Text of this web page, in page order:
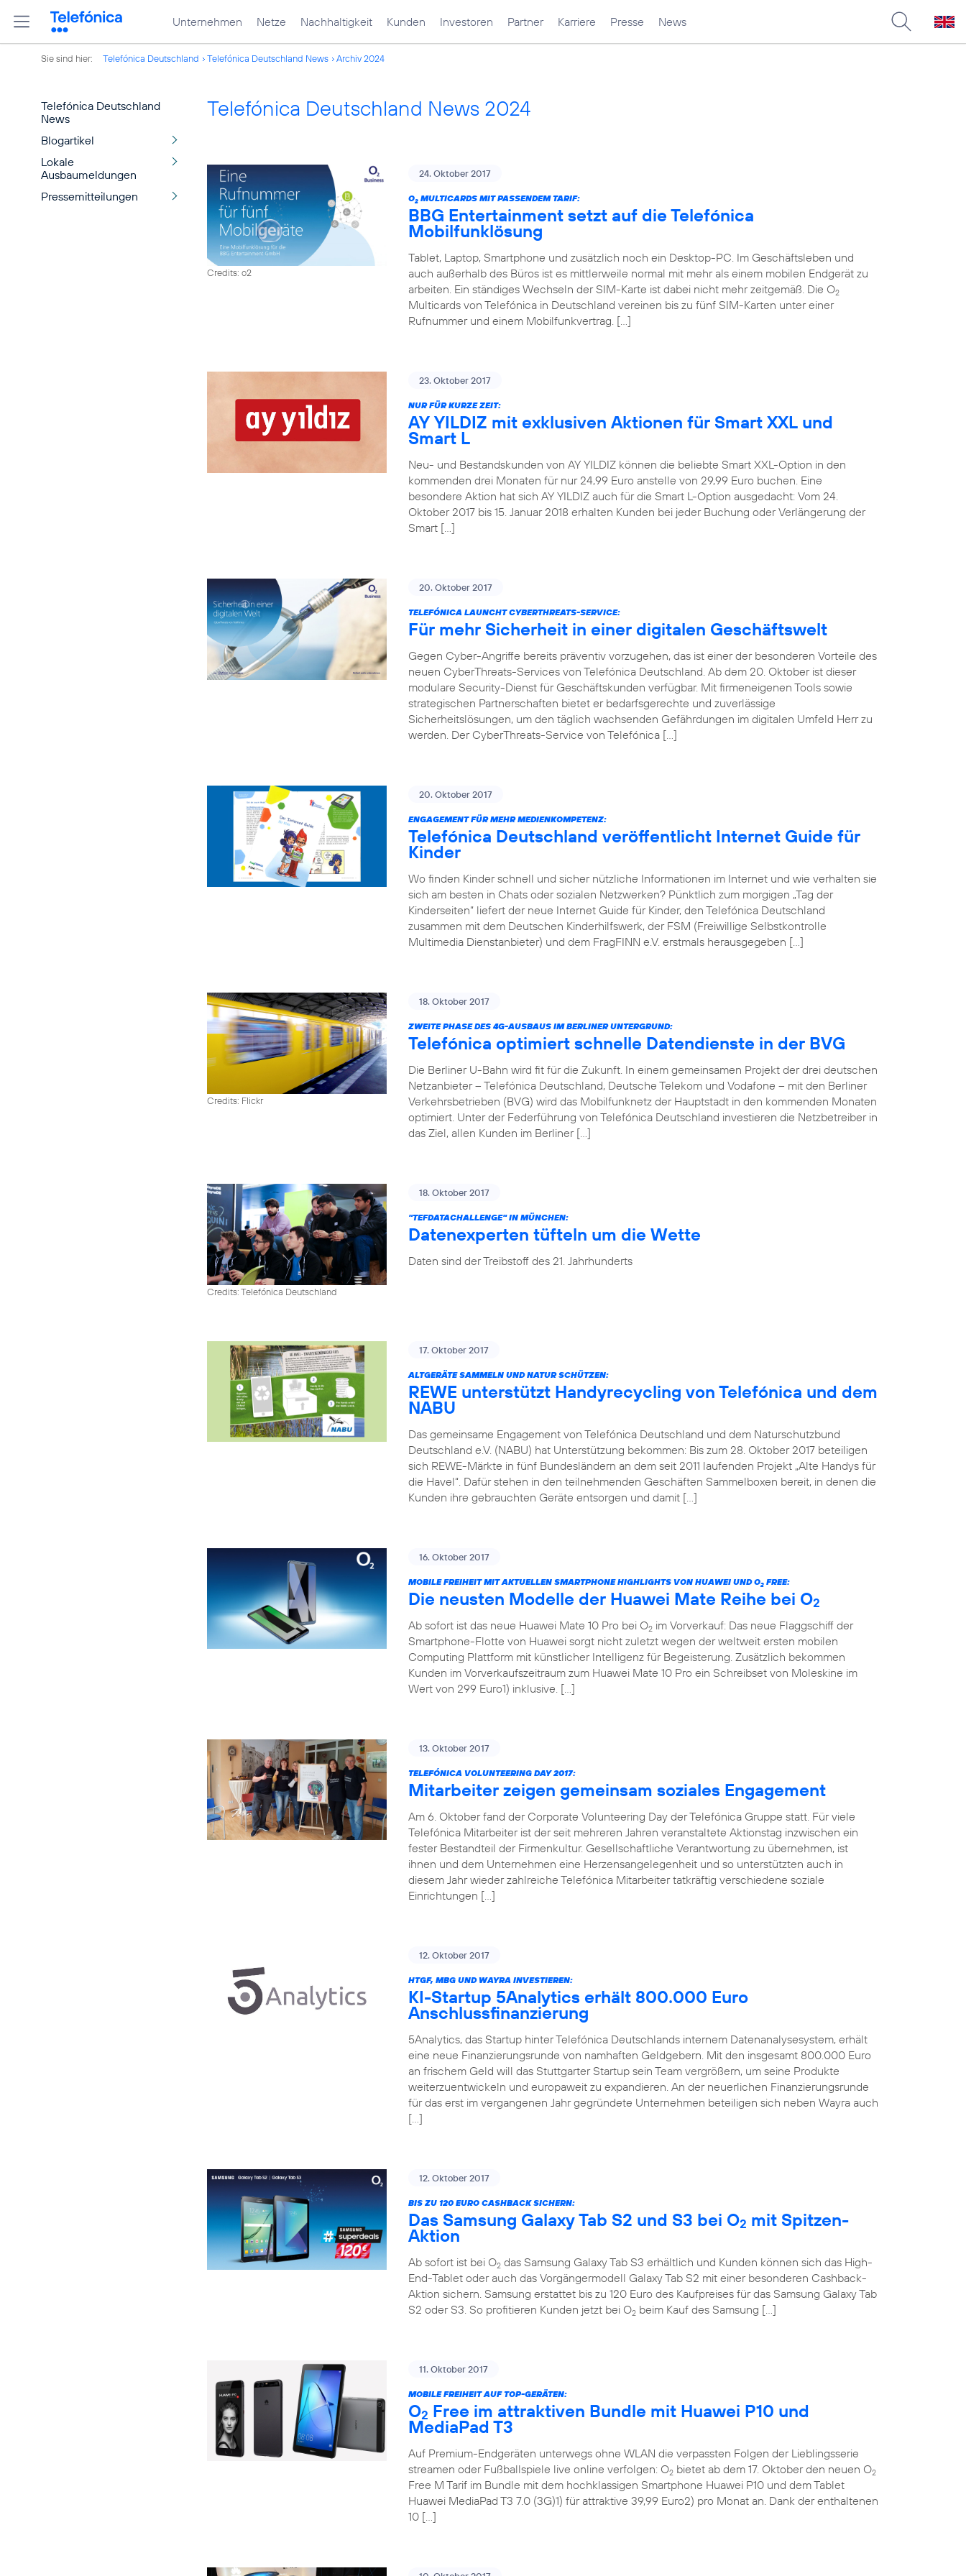
Unternehmen Netze Nachhaltigkeit Kunden Investoren Partner Karriere Presse News
Sie sind hier: Telefónica Deutschland Telefónica Deutschland News Archiv 2024
Telefónica Deutschland
News
Blogartikel
Lokale
Ausbaumeldungen
Pressemitteilungen
Telefónica Deutschland News 2024
Credits: o2
24. Oktober 2017
O2 MULTICARDS MIT PASSENDEM TARIF:
BBG Entertainment setzt auf die Telefónica
Mobilfunklösung
Tablet, Laptop, Smartphone und zusätzlich noch ein Desktop-PC. Im Geschäftsleben und
auch außerhalb des Büros ist es mittlerweile normal mit mehr als einem mobilen Endgerät zu
arbeiten. Ein ständiges Wechseln der SIM-Karte ist dabei nicht mehr zeitgemäß. Die O2
Multicards von Telefónica in Deutschland vereinen bis zu fünf SIM-Karten unter einer
Rufnummer und einem Mobilfunkvertrag. […]
23. Oktober 2017
NUR FÜR KURZE ZEIT:
AY YILDIZ mit exklusiven Aktionen für Smart XXL und
Smart L
Neu- und Bestandskunden von AY YILDIZ können die beliebte Smart XXL-Option in den
kommenden drei Monaten für nur 24,99 Euro anstelle von 29,99 Euro buchen. Eine
besondere Aktion hat sich AY YILDIZ auch für die Smart L-Option ausgedacht: Vom 24.
Oktober 2017 bis 15. Januar 2018 erhalten Kunden bei jeder Buchung oder Verlängerung der
Smart […]
20. Oktober 2017
TELEFÓNICA LAUNCHT CYBERTHREATS-SERVICE:
Für mehr Sicherheit in einer digitalen Geschäftswelt
Gegen Cyber-Angriffe bereits präventiv vorzugehen, das ist einer der besonderen Vorteile des
neuen CyberThreats-Services von Telefónica Deutschland. Ab dem 20. Oktober ist dieser
modulare Security-Dienst für Geschäftskunden verfügbar. Mit firmeneigenen Tools sowie
strategischen Partnerschaften bietet er bedarfsgerechte und zuverlässige
Sicherheitslösungen, um den täglich wachsenden Gefährdungen im digitalen Umfeld Herr zu
werden. Der CyberThreats-Service von Telefónica […]
20. Oktober 2017
ENGAGEMENT FÜR MEHR MEDIENKOMPETENZ:
Telefónica Deutschland veröffentlicht Internet Guide für
Kinder
Wo finden Kinder schnell und sicher nützliche Informationen im Internet und wie verhalten sie
sich am besten in Chats oder sozialen Netzwerken? Pünktlich zum morgigen „Tag der
Kinderseiten“ liefert der neue Internet Guide für Kinder, den Telefónica Deutschland
zusammen mit dem Deutschen Kinderhilfswerk, der FSM (Freiwillige Selbstkontrolle
Multimedia Dienstanbieter) und dem FragFINN e.V. erstmals herausgegeben […]
Credits: Flickr
18. Oktober 2017
ZWEITE PHASE DES 4G-AUSBAUS IM BERLINER UNTERGRUND:
Telefónica optimiert schnelle Datendienste in der BVG
Die Berliner U-Bahn wird fit für die Zukunft. In einem gemeinsamen Projekt der drei deutschen
Netzanbieter – Telefónica Deutschland, Deutsche Telekom und Vodafone – mit den Berliner
Verkehrsbetrieben (BVG) wird das Mobilfunknetz der Hauptstadt in den kommenden Monaten
optimiert. Unter der Federführung von Telefónica Deutschland investieren die Netzbetreiber in
das Ziel, allen Kunden im Berliner […]
Credits: Telefónica Deutschland
18. Oktober 2017
"TEFDATACHALLENGE" IN MÜNCHEN:
Datenexperten tüfteln um die Wette
Daten sind der Treibstoff des 21. Jahrhunderts
17. Oktober 2017
ALTGERÄTE SAMMELN UND NATUR SCHÜTZEN:
REWE unterstützt Handyrecycling von Telefónica und dem
NABU
Das gemeinsame Engagement von Telefónica Deutschland und dem Naturschutzbund
Deutschland e.V. (NABU) hat Unterstützung bekommen: Bis zum 28. Oktober 2017 beteiligen
sich REWE-Märkte in fünf Bundesländern an dem seit 2011 laufenden Projekt „Alte Handys für
die Havel“. Dafür stehen in den teilnehmenden Geschäften Sammelboxen bereit, in denen die
Kunden ihre gebrauchten Geräte entsorgen und damit […]
16. Oktober 2017
MOBILE FREIHEIT MIT AKTUELLEN SMARTPHONE HIGHLIGHTS VON HUAWEI UND O2 FREE:
Die neusten Modelle der Huawei Mate Reihe bei O2
Ab sofort ist das neue Huawei Mate 10 Pro bei O2 im Vorverkauf: Das neue Flaggschiff der
Smartphone-Flotte von Huawei sorgt nicht zuletzt wegen der weltweit ersten mobilen
Computing Plattform mit künstlicher Intelligenz für Begeisterung. Zusätzlich bekommen
Kunden im Vorverkaufszeitraum zum Huawei Mate 10 Pro ein Schreibset von Moleskine im
Wert von 299 Euro1) inklusive. […]
13. Oktober 2017
TELEFÓNICA VOLUNTEERING DAY 2017:
Mitarbeiter zeigen gemeinsam soziales Engagement
Am 6. Oktober fand der Corporate Volunteering Day der Telefónica Gruppe statt. Für viele
Telefónica Mitarbeiter ist der seit mehreren Jahren veranstaltete Aktionstag inzwischen ein
fester Bestandteil der Firmenkultur. Gesellschaftliche Verantwortung zu übernehmen, ist
ihnen und dem Unternehmen eine Herzensangelegenheit und so unterstützten auch in
diesem Jahr wieder zahlreiche Telefónica Mitarbeiter tatkräftig verschiedene soziale
Einrichtungen […]
12. Oktober 2017
HTGF, MBG UND WAYRA INVESTIEREN:
KI-Startup 5Analytics erhält 800.000 Euro
Anschlussfinanzierung
5Analytics, das Startup hinter Telefónica Deutschlands internem Datenanalysesystem, erhält
eine neue Finanzierungsrunde von namhaften Geldgebern. Mit den insgesamt 800.000 Euro
an frischem Geld will das Stuttgarter Startup sein Team vergrößern, um seine Produkte
weiterzuentwickeln und europaweit zu expandieren. An der neuerlichen Finanzierungsrunde
für das erst im vergangenen Jahr gegründete Unternehmen beteiligen sich neben Wayra auch
[…]
12. Oktober 2017
BIS ZU 120 EURO CASHBACK SICHERN:
Das Samsung Galaxy Tab S2 und S3 bei O2 mit Spitzen-
Aktion
Ab sofort ist bei O2 das Samsung Galaxy Tab S3 erhältlich und Kunden können sich das High-
End-Tablet oder auch das Vorgängermodell Galaxy Tab S2 mit einer besonderen Cashback-
Aktion sichern. Samsung erstattet bis zu 120 Euro des Kaufpreises für das Samsung Galaxy Tab
S2 oder S3. So profitieren Kunden jetzt bei O2 beim Kauf des Samsung […]
11. Oktober 2017
MOBILE FREIHEIT AUF TOP-GERÄTEN:
O2 Free im attraktiven Bundle mit Huawei P10 und
MediaPad T3
Auf Premium-Endgeräten unterwegs ohne WLAN die verpassten Folgen der Lieblingsserie
streamen oder Fußballspiele live online verfolgen: O2 bietet ab dem 17. Oktober den neuen O2
Free M Tarif im Bundle mit dem hochklassigen Smartphone Huawei P10 und dem Tablet
Huawei MediaPad T3 7.0 (3G)1) für attraktive 39,99 Euro2) pro Monat an. Dank der enthaltenen
10 […]